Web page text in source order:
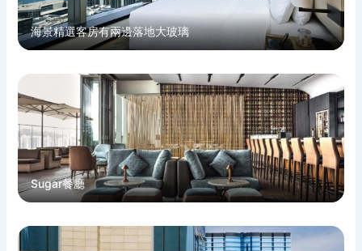
海景精選客房有兩邊落地大玻璃
Sugar餐廳